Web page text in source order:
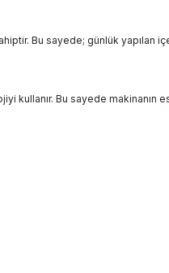
Bu sayede; günlük yapılan
Bu sayede makinanın